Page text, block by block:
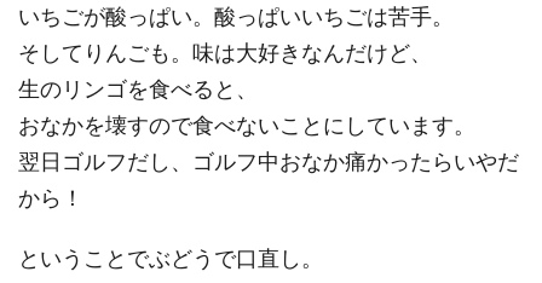
いちごが酸っぱい。酸っぱいいちごは苦手。
そしてりんごも。味は大好きなんだけど、
生のリンゴを食べると、
おなかを壊すので食べないことにしています。
翌日ゴルフだし、ゴルフ中おなか痛かったらいやだ
から！
ということでぶどうで口直し。